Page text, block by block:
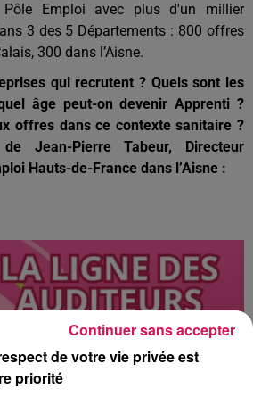
Pôle Emploi avec plus d'un millier
3 des 5 Départements : 800 offres
300 dans l’Aisne.
qui recrutent ? Quels sont les
âge peut-on devenir Apprenti ?
offres dans ce contexte sanitaire ?
de Jean-Pierre Tabeur, Directeur
Hauts-de-France dans l’Aisne :
de votre vie privée est
priorité
Continuer sans accepter